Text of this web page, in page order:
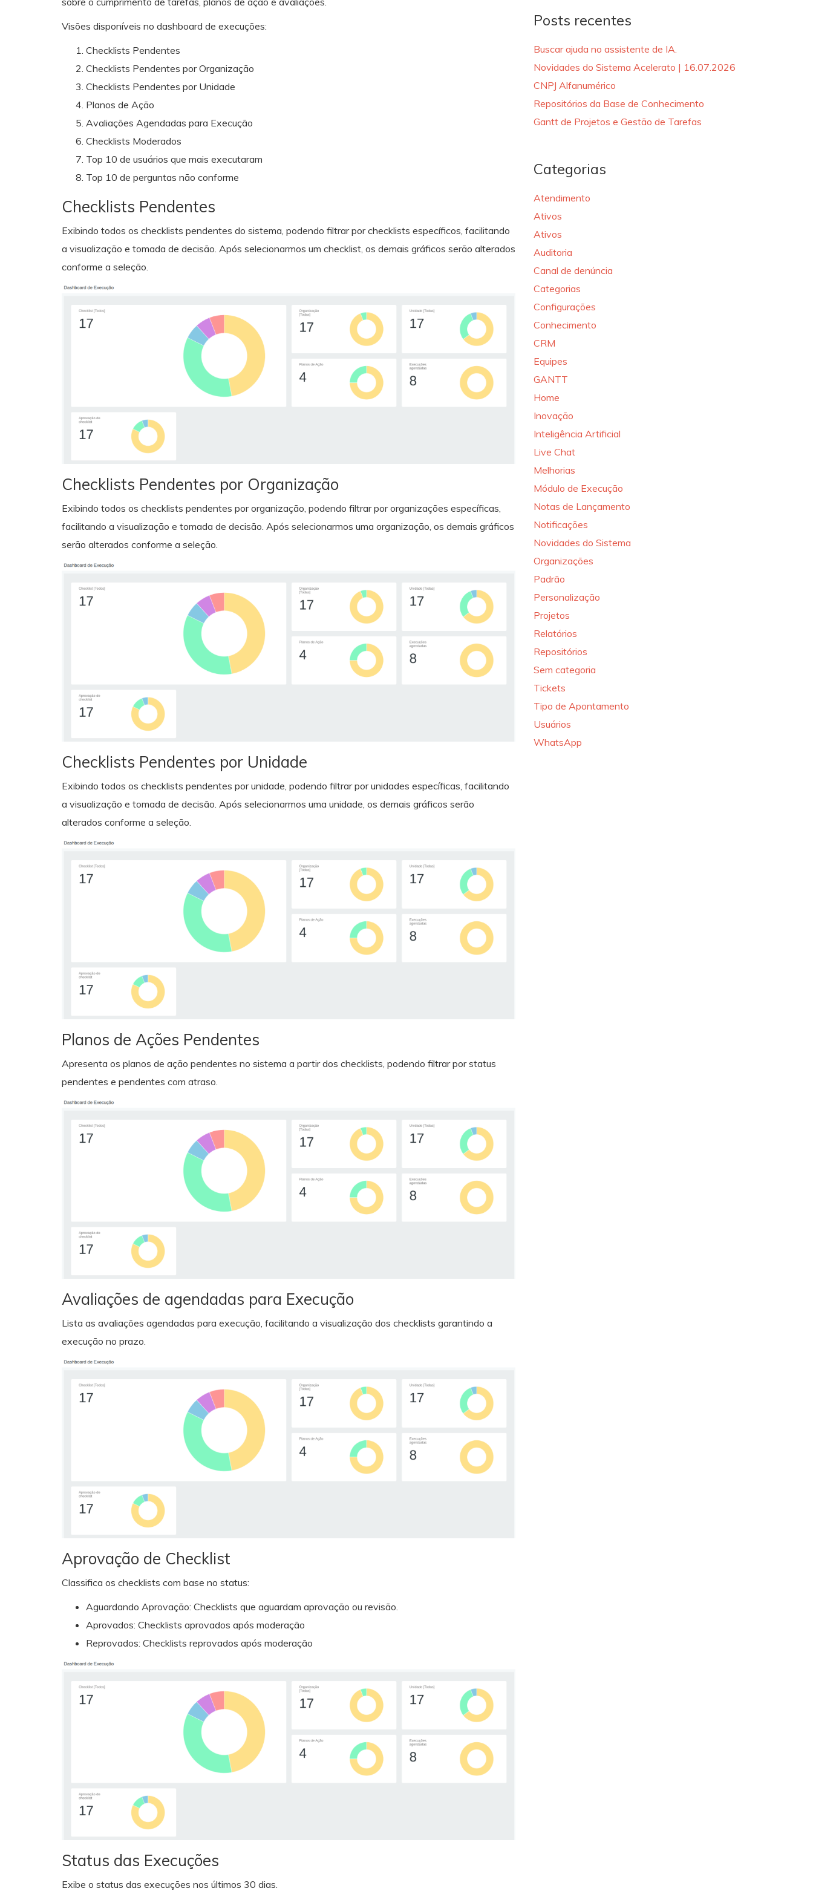
Visões disponíveis no dashboard de execuções:
Checklists Pendentes
Checklists Pendentes por Organização
Checklists Pendentes por Unidade
Planos de Ação
Avaliações Agendadas para Execução
Checklists Moderados
Top 10 de usuários que mais executaram
Top 10 de perguntas não conforme
Checklists Pendentes
Exibindo todos os checklists pendentes do sistema, podendo filtrar por checklists específicos, facilitando
a visualização e tomada de decisão. Após selecionarmos um checklist, os demais gráficos serão alterados
conforme a seleção.
Checklists Pendentes por Organização
Exibindo todos os checklists pendentes por organização, podendo filtrar por organizações específicas,
facilitando a visualização e tomada de decisão. Após selecionarmos uma organização, os demais gráficos
serão alterados conforme a seleção.
Checklists Pendentes por Unidade
Exibindo todos os checklists pendentes por unidade, podendo filtrar por unidades específicas, facilitando
a visualização e tomada de decisão. Após selecionarmos uma unidade, os demais gráficos serão
alterados conforme a seleção.
Planos de Ações Pendentes
Apresenta os planos de ação pendentes no sistema a partir dos checklists, podendo filtrar por status
pendentes e pendentes com atraso.
Avaliações de agendadas para Execução
Lista as avaliações agendadas para execução, facilitando a visualização dos checklists garantindo a
execução no prazo.
Aprovação de Checklist
Classifica os checklists com base no status:
Aguardando Aprovação: Checklists que aguardam aprovação ou revisão.
Aprovados: Checklists aprovados após moderação
Reprovados: Checklists reprovados após moderação
Status das Execuções
Exibe o status das execuções nos últimos 30 dias.
Posts recentes
Buscar ajuda no assistente de IA.
Novidades do Sistema Acelerato | 16.07.2026
CNPJ Alfanumérico
Repositórios da Base de Conhecimento
Gantt de Projetos e Gestão de Tarefas
Categorias
Atendimento
Ativos
Ativos
Auditoria
Canal de denúncia
Categorias
Configurações
Conhecimento
CRM
Equipes
GANTT
Home
Inovação
Inteligência Artificial
Live Chat
Melhorias
Módulo de Execução
Notas de Lançamento
Notificações
Novidades do Sistema
Organizações
Padrão
Personalização
Projetos
Relatórios
Repositórios
Sem categoria
Tickets
Tipo de Apontamento
Usuários
WhatsApp